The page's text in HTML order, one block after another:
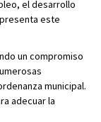
el desarrollo
este
un compromiso
municipal.
adecuar la